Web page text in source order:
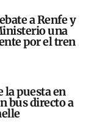
a Renfe y
una
por el tren
la puesta en
bus directo a